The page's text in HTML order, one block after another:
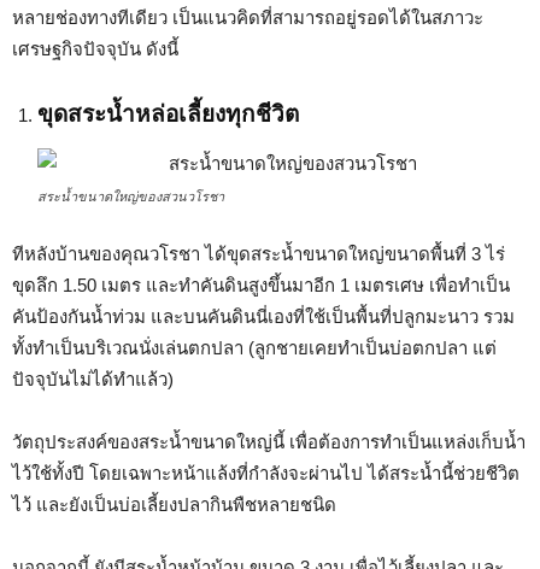
หลายช่องทางทีเดียว เป็นแนวคิดที่สามารถอยู่รอดได้ในสภาวะ
เศรษฐกิจปัจจุบัน ดังนี้
ขุดสระน้ำหล่อเลี้ยงทุกชีวิต
สระน้ำขนาดใหญ่ของสวนวโรชา
ทีหลังบ้านของคุณวโรชา ได้ขุดสระน้ำขนาดใหญ่ขนาดพื้นที่ 3 ไร่
ขุดลึก 1.50 เมตร และทำคันดินสูงขึ้นมาอีก 1 เมตรเศษ เพื่อทำเป็น
คันป้องกันน้ำท่วม และบนคันดินนี่เองที่ใช้เป็นพื้นที่ปลูกมะนาว รวม
ทั้งทำเป็นบริเวณนั่งเล่นตกปลา (ลูกชายเคยทำเป็นบ่อตกปลา แต่
ปัจจุบันไม่ได้ทำแล้ว)
วัตถุประสงค์ของสระน้ำขนาดใหญ่นี้ เพื่อต้องการทำเป็นแหล่งเก็บน้ำ
ไว้ใช้ทั้งปี โดยเฉพาะหน้าแล้งที่กำลังจะผ่านไป ได้สระน้ำนี้ช่วยชีวิต
ไว้ และยังเป็นบ่อเลี้ยงปลากินพืชหลายชนิด